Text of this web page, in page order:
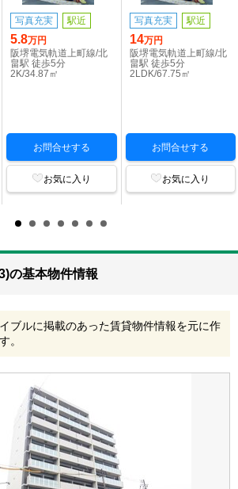
写真充実 駅近
5.8万円
阪堺電気軌道上町線/北
畠駅 徒歩5分
2K/34.87㎡
お問合せする
お気に入り
写真充実 駅近
14万円
阪堺電気軌道上町線/北
畠駅 徒歩5分
2LDK/67.75㎡
お問合せする
お気に入り
の基本物件情報
ブルに掲載のあった賃貸物件情報を元に作
。